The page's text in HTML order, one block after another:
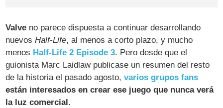
Valve no parece dispuesta a continuar desarrollando
nuevosHalf-Life, al menos a corto plazo, y mucho
menos Half-Life 2 Episode 3. Pero desde que el
guionista Marc Laidlaw publicase un resumen del resto
de la historia el pasado agosto,varios grupos fans
están interesados en crear ese juego que nunca verá
la luz comercial.